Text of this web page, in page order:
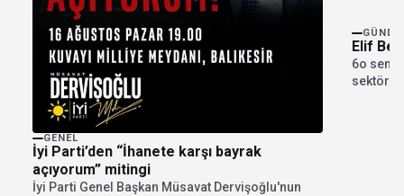
GENEL
İyi Parti’den “İhanete karşı bayrak
açıyorum” mitingi
İyi Parti Genel Başkan Müsavat Dervişoğlu'nun
Elif
6o